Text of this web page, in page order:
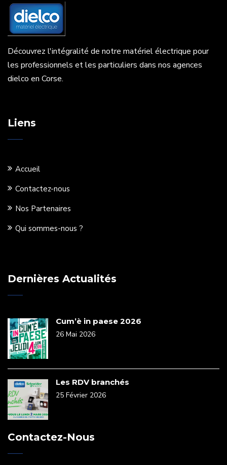
Découvrez l'intégralité de notre matériel électrique pour
les professionnels et les particuliers dans nos agences
dielco en Corse.
Liens
Accueil
Contactez-nous
Nos Partenaires
Qui sommes-nous ?
Dernières Actualités
Cum’è in paese 2026
26 Mai 2026
Les RDV branchés
25 Février 2026
Contactez-Nous